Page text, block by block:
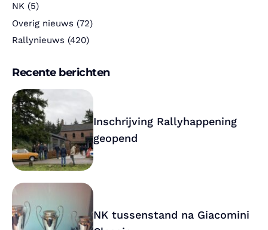
NK (5)
Overig nieuws (72)
Rallynieuws (420)
Recente berichten
Inschrijving Rallyhappening
geopend
NK tussenstand na Giacomini